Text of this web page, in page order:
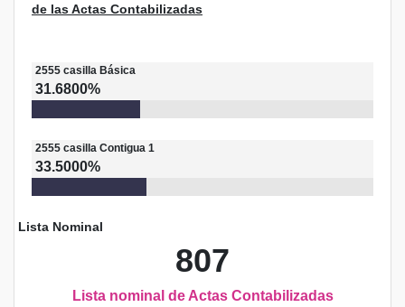
de las Actas Contabilizadas
2555 casilla Básica
31.6800%
2555 casilla Contigua 1
33.5000%
Lista Nominal
807
Lista nominal de Actas Contabilizadas